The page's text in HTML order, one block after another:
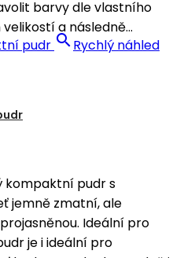
barvy dle vlastního
a následně...
Rychlý náhled
kompaktní pudr s
jemně zmatní, ale
Ideální pro
je i ideální pro